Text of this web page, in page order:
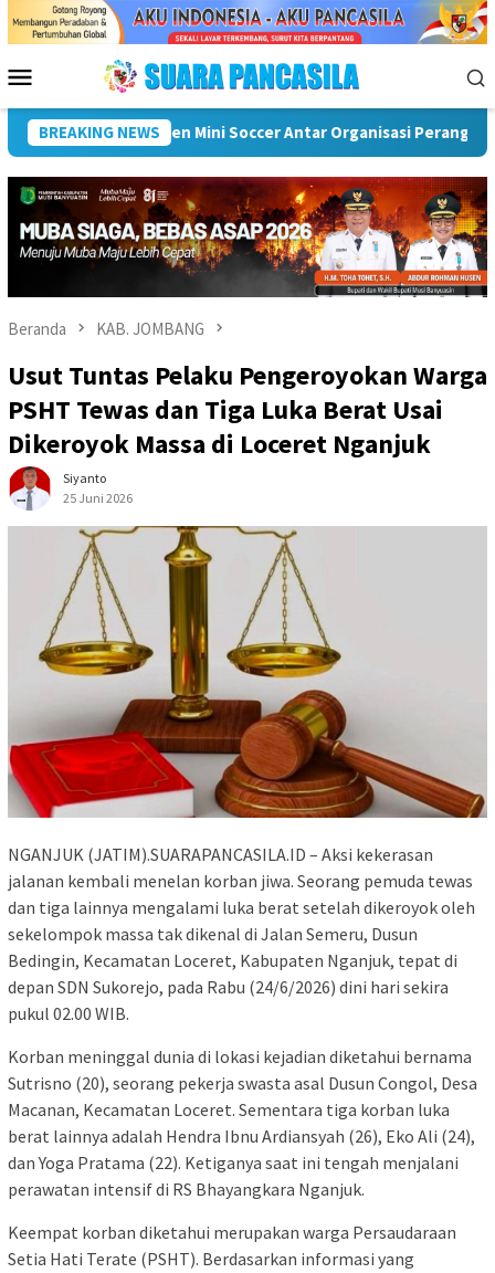
Menu
Mobile
BREAKING NEWS
Musi Rawas Puncak Peringatan IPeKB Ke-19, Plt
Beranda KAB. JOMBANG
Usut Tuntas Pelaku Pengeroyokan Warga
PSHT Tewas dan Tiga Luka Berat Usai
Dikeroyok Massa di Loceret Nganjuk
Siyanto
25 Juni 2026
​NGANJUK (JATIM).SUARAPANCASILA.ID – Aksi kekerasan
jalanan kembali menelan korban jiwa. Seorang pemuda tewas
dan tiga lainnya mengalami luka berat setelah dikeroyok oleh
sekelompok massa tak dikenal di Jalan Semeru, Dusun
Bedingin, Kecamatan Loceret, Kabupaten Nganjuk, tepat di
depan SDN Sukorejo, pada Rabu (24/6/2026) dini hari sekira
pukul 02.00 WIB.
​Korban meninggal dunia di lokasi kejadian diketahui bernama
Sutrisno (20), seorang pekerja swasta asal Dusun Congol, Desa
Macanan, Kecamatan Loceret. Sementara tiga korban luka
berat lainnya adalah Hendra Ibnu Ardiansyah (26), Eko Ali (24),
dan Yoga Pratama (22). Ketiganya saat ini tengah menjalani
perawatan intensif di RS Bhayangkara Nganjuk.
​Keempat korban diketahui merupakan warga Persaudaraan
Setia Hati Terate (PSHT). Berdasarkan informasi yang